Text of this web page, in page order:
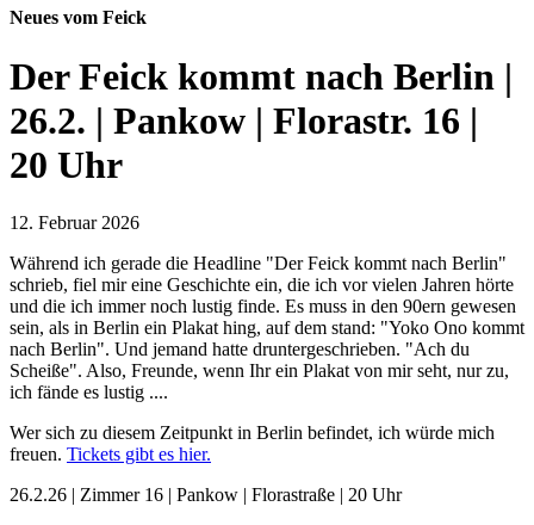
Neues vom Feick
Der Feick kommt nach Berlin |
26.2. | Pankow | Florastr. 16 |
20 Uhr
12. Februar 2026
Während ich gerade die Headline "Der Feick kommt nach Berlin"
schrieb, fiel mir eine Geschichte ein, die ich vor vielen Jahren hörte
und die ich immer noch lustig finde. Es muss in den 90ern gewesen
sein, als in Berlin ein Plakat hing, auf dem stand: "Yoko Ono kommt
nach Berlin". Und jemand hatte druntergeschrieben. "Ach du
Scheiße". Also, Freunde, wenn Ihr ein Plakat von mir seht, nur zu,
ich fände es lustig ....
Wer sich zu diesem Zeitpunkt in Berlin befindet, ich würde mich
freuen. Tickets gibt es hier.
26.2.26 | Zimmer 16 | Pankow | Florastraße | 20 Uhr